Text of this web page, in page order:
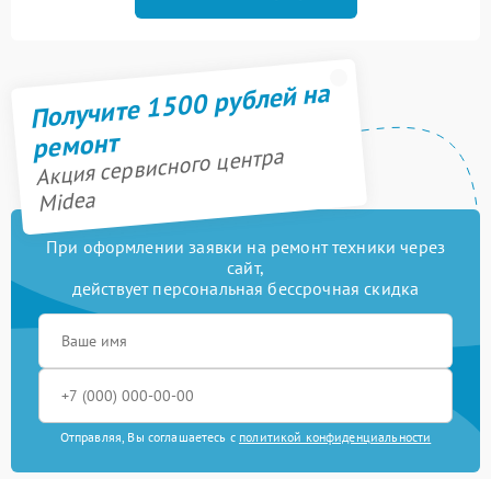
Получите 1500 рублей на
ремонт
Акция сервисного центра
Midea
При оформлении заявки на ремонт техники через
сайт,
действует персональная бессрочная скидка
Отправляя, Вы соглашаетесь с политикой конфиденциальности